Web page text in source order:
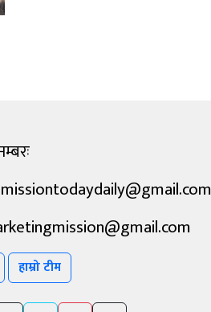
missiontodaydaily@gmail.com
हाम्रो टीम